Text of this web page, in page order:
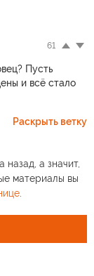
61
Пусть
и всё стало
Раскрыть ветку
назад, а значит,
материалы вы
.